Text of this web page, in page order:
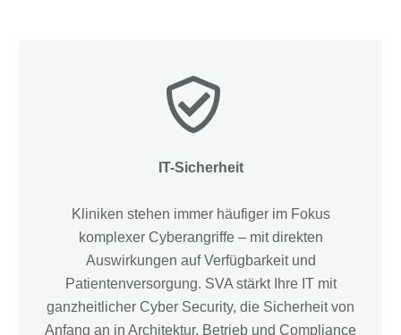
IT-Sicherheit
Kliniken stehen immer häufiger im Fokus
komplexer Cyberangriffe – mit direkten
Auswirkungen auf Verfügbarkeit und
Patientenversorgung. SVA stärkt Ihre IT mit
ganzheitlicher Cyber Security, die Sicherheit von
Anfang an in Architektur, Betrieb und Compliance